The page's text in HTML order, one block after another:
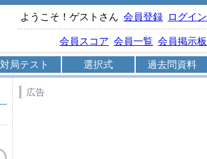
ようこそ！ゲストさん 会員登録 ログイン
会員スコア 会員一覧 会員掲示板
対局テスト 選択式 過去問資料
広告